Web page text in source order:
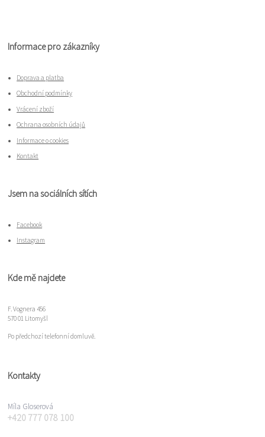
Informace pro zákazníky
Doprava a platba
Obchodní podmínky
Vrácení zboží
Ochrana osobních údajů
Informace o cookies
Kontakt
Jsem na sociálních sítích
Facebook
Instagram
Kde mě najdete
F. Vognera 456
570 01 Litomyšl
Po předchozí telefonní domluvě.
Kontakty
Míla Gloserová
+420 777 078 100